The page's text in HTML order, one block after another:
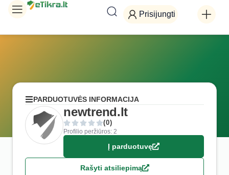
Prisijungti
PARDUOTUVĖS INFORMACIJA
newtrend.lt
(0)
Profilio peržiūros: 2
Į parduotuvę
Rašyti atsiliepimą